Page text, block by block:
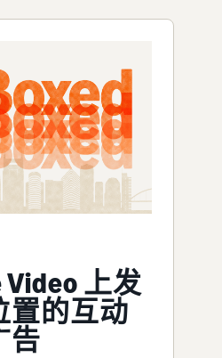
Video 上发
置的互动
告